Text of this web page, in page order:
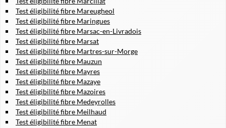
Test éligibilité fibre Mareugheol
Test éligibilité fibre Maringues
Test éligibilité fibre Marsac-en-Livradois
Test éligibilité fibre Marsat
Test éligibilité fibre Martres-sur-Morge
Test éligibilité fibre Mauzun
Test éligibilité fibre Mayres
Test éligibilité fibre Mazaye
Test éligibilité fibre Mazoires
Test éligibilité fibre Medeyrolles
Test éligibilité fibre Meilhaud
Test éligibilité fibre Menat